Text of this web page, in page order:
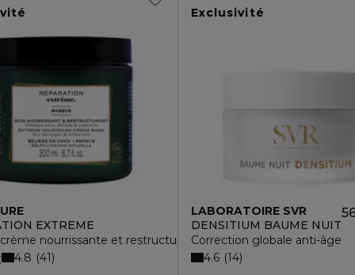
EXTREME
nourrissante et restructurante
4.8 41
Exclusivité
LABORATOIRE SVR
DENSITIUM BAUME NUIT
Correction globale anti-âge
4.6 14